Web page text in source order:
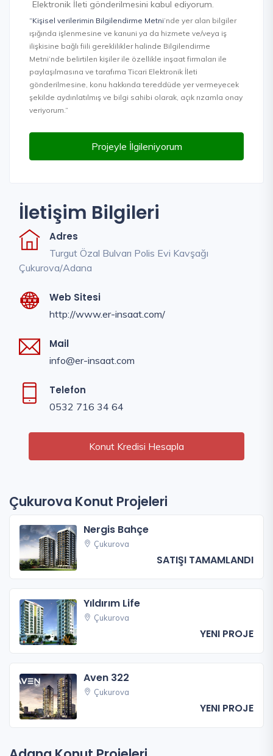
Elektronik İleti gönderilmesini kabul ediyorum.
“Kişisel verilerimin Bilgilendirme Metni’nde yer alan bilgiler
ışığında işlenmesine ve kanuni ya da hizmete ve/veya iş
ilişkisine bağlı fiili gereklilikler halinde Bilgilendirme
Metni’nde belirtilen kişiler ile özellikle inşaat firmaları ile
paylaşılmasına ve tarafıma Ticari Elektronik İleti
gönderilmesine, konu hakkında tereddüde yer vermeyecek
şekilde aydınlatılmış ve bilgi sahibi olarak, açık rızamla onay
veriyorum.”
Projeyle İlgileniyorum
İletişim Bilgileri
Adres
Turgut Özal Bulvarı Polis Evi Kavşağı
Çukurova/Adana
Web Sitesi
http://www.er-insaat.com/
Mail
info@er-insaat.com
Telefon
0532 716 34 64
Konut Kredisi Hesapla
Çukurova Konut Projeleri
Nergis Bahçe
Çukurova
SATIŞI TAMAMLANDI
Yıldırım Life
Çukurova
YENI PROJE
Aven 322
Çukurova
YENI PROJE